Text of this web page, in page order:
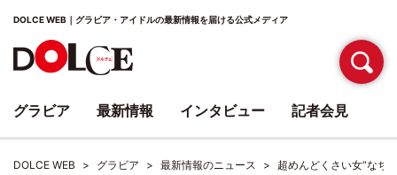
DOLCE WEB｜グラビア・アイドルの最新情報を届ける公式メディア
DOLCE WEB グラビア 最新情報のニュース 超めんどくさい女“なち
グラビア 最新情報 インタビュー 記者会見